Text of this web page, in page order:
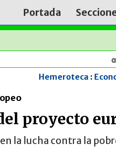
Portada
Hemeroteca :
proyecto
la lucha contra la